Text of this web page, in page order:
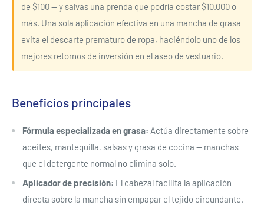
de $100 — y salvas una prenda que podría costar $10.000 o
más. Una sola aplicación efectiva en una mancha de grasa
evita el descarte prematuro de ropa, haciéndolo uno de los
mejores retornos de inversión en el aseo de vestuario.
Beneficios principales
Fórmula especializada en grasa: Actúa directamente sobre
aceites, mantequilla, salsas y grasa de cocina — manchas
que el detergente normal no elimina solo.
Aplicador de precisión: El cabezal facilita la aplicación
directa sobre la mancha sin empapar el tejido circundante.